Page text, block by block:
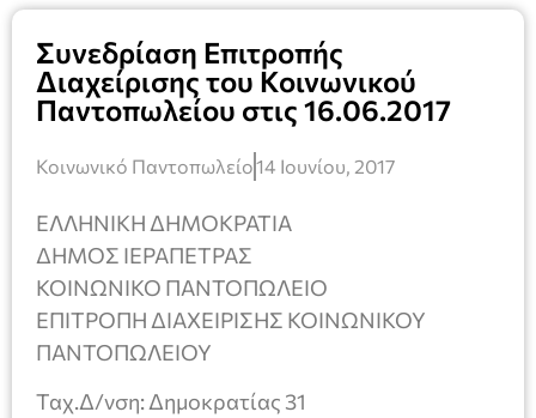
Συνεδρίαση Επιτροπής
Διαχείρισης του Κοινωνικού
Παντοπωλείου στις 16.06.2017
Κοινωνικό Παντοπωλείο14 Ιουνίου, 2017
ΕΛΛΗΝΙΚΗ ΔΗΜΟΚΡΑΤΙΑ
ΔΗΜΟΣ ΙΕΡΑΠΕΤΡΑΣ
ΚΟΙΝΩΝΙΚΟ ΠΑΝΤΟΠΩΛΕΙΟ
ΕΠΙΤΡΟΠΗ ΔΙΑΧΕΙΡΙΣΗΣ ΚΟΙΝΩΝΙΚΟΥ
ΠΑΝΤΟΠΩΛΕΙΟΥ
Ταχ.Δ/νση: Δημοκρατίας 31